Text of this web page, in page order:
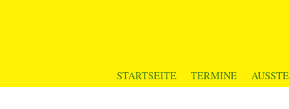
STARTSEITE TERMINE